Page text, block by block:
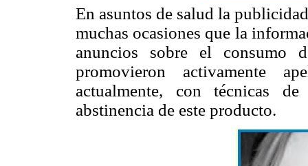
En asuntos de salud la
muchas ocasiones que la
anuncios sobre el
promovieron activamente
actualmente, con técnicas
abstinencia de este producto.